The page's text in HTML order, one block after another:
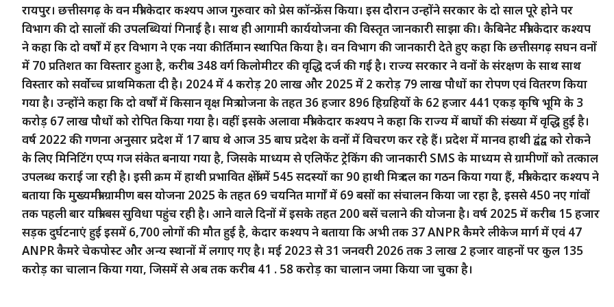
रायपुर। छत्तीसगढ़ के वन मंत्री केदार कश्यप आज गुरुवार काे प्रेस कॉन्फ्रेंस किया। इस दौरान उन्होंने सरकार के दो साल पूरे होने पर
विभाग की दो सालों की उपलब्धियां गिनाई है। साथ ही आगामी कार्ययोजना की विस्तृत जानकारी साझा की। कैबिनेट मंत्री केदार कश्यप
ने कहा कि दो वर्षों में हर विभाग ने एक नया कीर्तिमान स्थापित किया है। वन विभाग की जानकारी देते हुए कहा कि छत्तीसगढ़ सघन वनों
में 70 प्रतिशत का विस्तार हुआ है, करीब 348 वर्ग किलोमीटर की वृद्धि दर्ज की गई है। राज्य सरकार ने वनों के संरक्षण के साथ साथ
विस्तार को सर्वोच्च प्राथमिकता दी है। 2024 में 4 करोड़ 20 लाख और 2025 में 2 करोड़ 79 लाख पौधों का रोपण एवं वितरण किया
गया है। उन्होंने कहा कि दो वर्षों में किसान वृक्ष मित्र योजना के तहत 36 हजार 896 हिग्रहियों के 62 हजार 441 एकड़ कृषि भूमि के 3
करोड़ 67 लाख पौधों को रोपित किया गया है। वहीं इसके अलावा मंत्री केदार कश्यप ने कहा कि राज्य में बाघों की संख्या में वृद्धि हुई है।
वर्ष 2022 की गणना अनुसार प्रदेश में 17 बाघ थे आज 35 बाघ प्रदेश के वनों में विचरण कर रहे हैं। प्रदेश में मानव हाथी द्वंद्व को रोकने
के लिए मिनिटिंग एप्प गज संकेत बनाया गया है, जिसके माध्यम से एलिफेंट ट्रेकिंग की जानकारी SMS के माध्यम से ग्रामीणों को तत्काल
उपलब्ध कराई जा रही है। इसी क्रम में हाथी प्रभावित क्षेत्रों में 545 सदस्यों का 90 हाथी मित्र दल का गठन किया गया हैं, मंत्री केदार कश्यप ने
बताया कि मुख्यमंत्री ग्रामीण बस योजना 2025 के तहत 69 चयनित मार्गों में 69 बसों का संचालन किया जा रहा है, इससे 450 नए गांवों
तक पहली बार यात्री बस सुविधा पहुंच रही है। आने वाले दिनों में इसके तहत 200 बसें चलाने की योजना है। वर्ष 2025 में करीब 15 हजार
सड़क दुर्घटनाएं हुई इसमें 6,700 लोगों की मौत हुई है, केदार कश्यप ने बताया कि अभी तक 37 ANPR कैमरे लीकेज मार्ग में एवं 47
ANPR कैमरे चेकपोस्ट और अन्य स्थानों में लगाए गए है। मई 2023 से 31 जनवरी 2026 तक 3 लाख 2 हजार वाहनों पर कुल 135
करोड़ का चालान किया गया, जिसमें से अब तक करीब 41 . 58 करोड़ का चालान जमा किया जा चुका है।